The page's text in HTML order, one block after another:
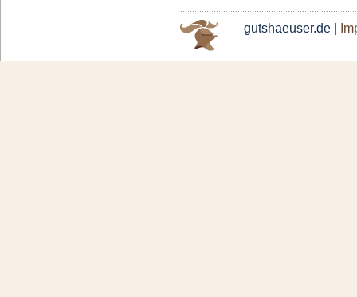
gutshaeuser.de |